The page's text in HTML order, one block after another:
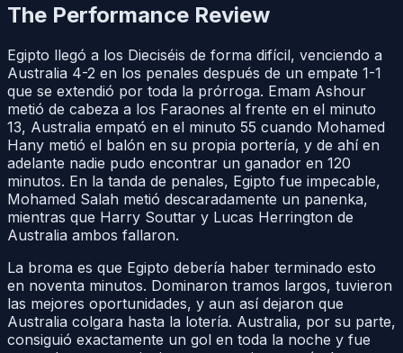
The Performance Review
Egipto llegó a los Dieciséis de forma difícil, venciendo a
Australia 4-2 en los penales después de un empate 1-1
que se extendió por toda la prórroga. Emam Ashour
metió de cabeza a los Faraones al frente en el minuto
13, Australia empató en el minuto 55 cuando Mohamed
Hany metió el balón en su propia portería, y de ahí en
adelante nadie pudo encontrar un ganador en 120
minutos. En la tanda de penales, Egipto fue impecable,
Mohamed Salah metió descaradamente un panenka,
mientras que Harry Souttar y Lucas Herrington de
Australia ambos fallaron.
La broma es que Egipto debería haber terminado esto
en noventa minutos. Dominaron tramos largos, tuvieron
las mejores oportunidades, y aun así dejaron que
Australia colgara hasta la lotería. Australia, por su parte,
consiguió exactamente un gol en toda la noche y fue